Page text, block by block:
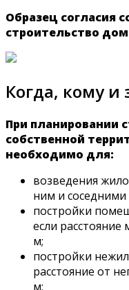
Образец согласия
строительство
Когда, кому
При планировании
собственной
необходимо для:
возведения
ним и соседними
постройки
если
м;
постройки
расстояние от
м;